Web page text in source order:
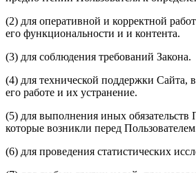
(2) для оперативной и корректной
его функциональности и и контента.
(3) для соблюдения требований Закона.
(4) для технической поддержки Сайта,
его работе и их устранение.
(5) для выполнения иных обязательств
которые возникли перед
(6) для проведения статистических